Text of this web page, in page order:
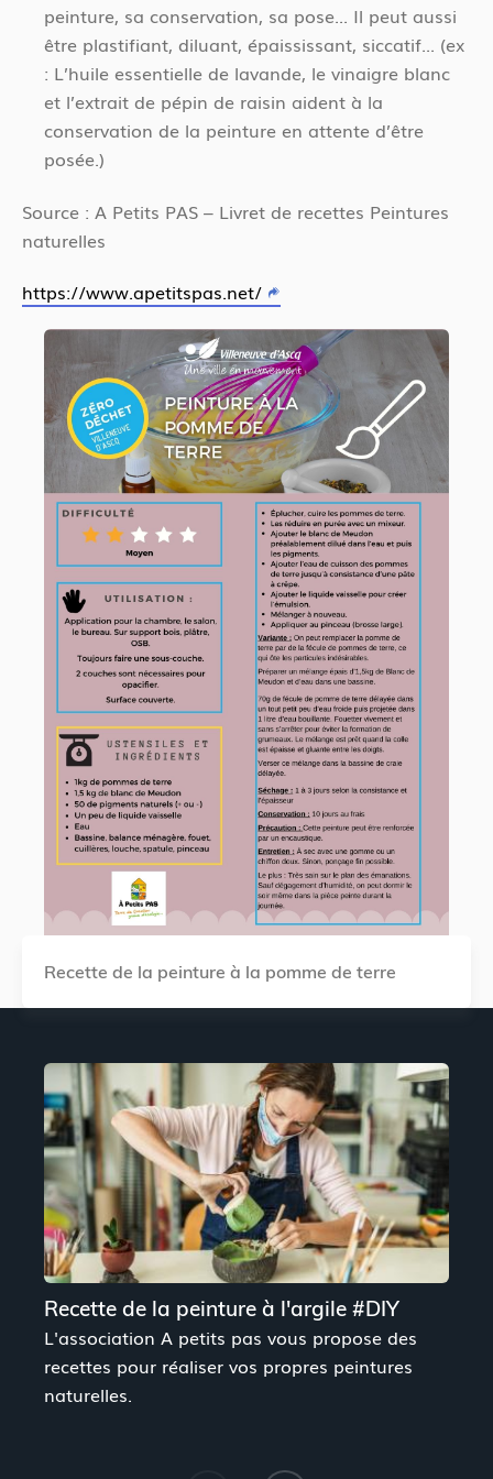
peinture, sa conservation, sa pose... Il peut aussi
être plastifiant, diluant, épaississant, siccatif... (ex
: L’huile essentielle de lavande, le vinaigre blanc
et l’extrait de pépin de raisin aident à la
conservation de la peinture en attente d’être
posée.)
Source : A Petits PAS – Livret de recettes Peintures
naturelles
https://www.apetitspas.net/
Recette de la peinture à la pomme de terre
Recette de la peinture à l'argile #DIY
L'association A petits pas vous propose des
recettes pour réaliser vos propres peintures
naturelles.